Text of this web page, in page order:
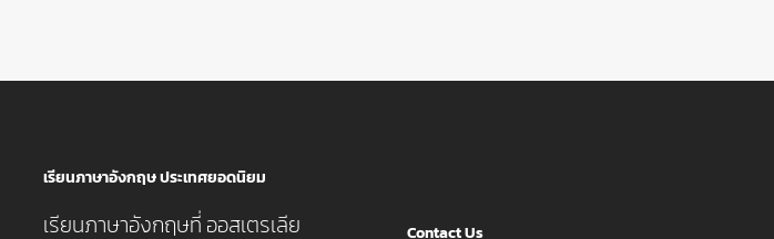
เรียนภาษาอังกฤษ ประเทศยอดนิยม
เรียนภาษาอังกฤษที่ ออสเตรเลีย Contact Us